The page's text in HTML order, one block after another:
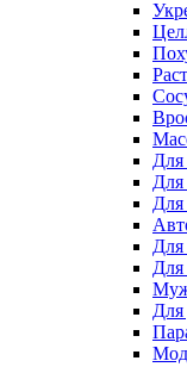
Для
Для
Для
Для
Для
Для